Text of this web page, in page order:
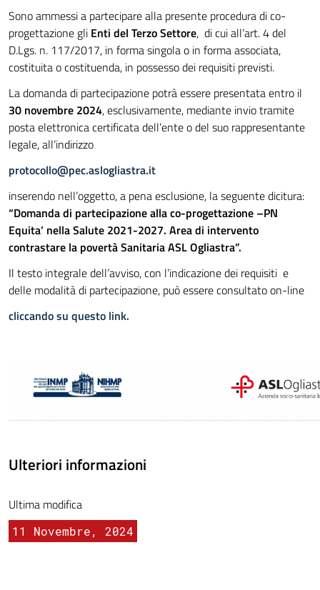
Sono ammessi a partecipare alla presente procedura di co-
progettazione gli Enti del Terzo Settore, di cui all’art. 4 del
D.Lgs. n. 117/2017, in forma singola o in forma associata,
costituita o costituenda, in possesso dei requisiti previsti.
La domanda di partecipazione potrà essere presentata entro il
30 novembre 2024, esclusivamente, mediante invio tramite
posta elettronica certificata dell’ente o del suo rappresentante
legale, all’indirizzo
protocollo@pec.aslogliastra.it
inserendo nell’oggetto, a pena esclusione, la seguente dicitura:
“Domanda di partecipazione alla co-progettazione –PN
Equita’ nella Salute 2021-2027. Area di intervento
contrastare la povertà Sanitaria ASL Ogliastra”.
Il testo integrale dell’avviso, con l’indicazione dei requisiti e
delle modalità di partecipazione, può essere consultato on-line
cliccando su questo link.
Ulteriori informazioni
Ultima modifica
11 Novembre, 2024